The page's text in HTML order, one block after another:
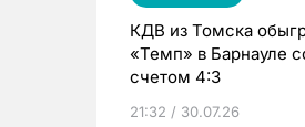
КДВ из Томска
«Темп» в Барнауле
счетом 4:3
21:32 / 30.07.26